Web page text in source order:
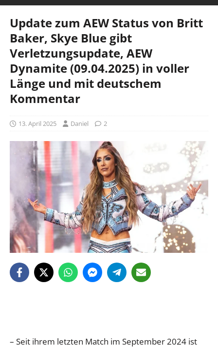
Update zum AEW Status von Britt
Baker, Skye Blue gibt
Verletzungsupdate, AEW
Dynamite (09.04.2025) in voller
Länge und mit deutschem
Kommentar
13. April 2025 Daniel 2
– Seit ihrem letzten Match im September 2024 ist